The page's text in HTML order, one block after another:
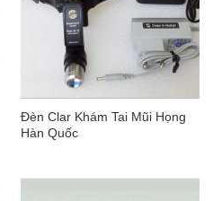
Đèn Clar Khám Tai Mũi Họng
Hàn Quốc